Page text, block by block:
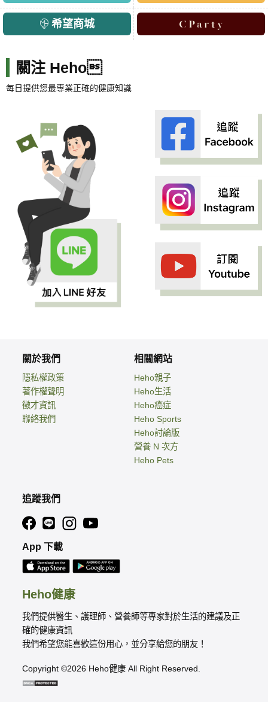
希望商城
關注 Heho
每日提供您最專業正確的健康知識
Heho健康
我們提供醫生、護理師、營養師等專家對於生活的建議及正
確的健康資訊
我們希望您能喜歡這份用心，並分享給您的朋友！
Copyright ©2026 Heho健康 All Right Reserved.
關於我們
隱私權政策
著作權聲明
徵才資訊
聯絡我們
相關網站
Heho親子
Heho生活
Heho癌症
Heho Sports
Heho討論版
營養 N 次方
Heho Pets
追蹤我們
App 下載